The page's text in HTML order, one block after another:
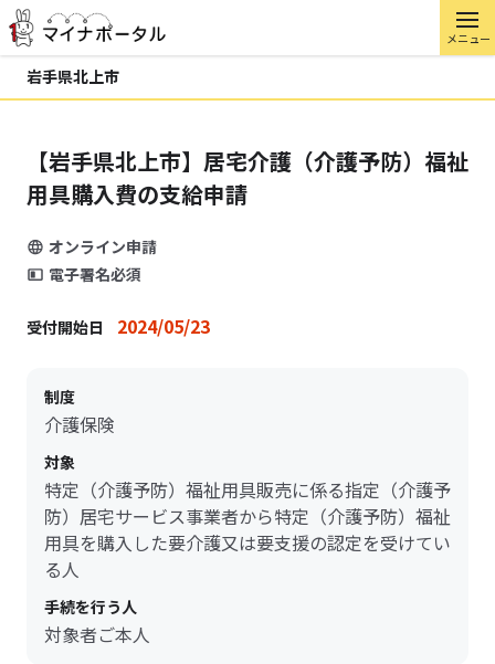
メニュー
岩手県北上市
【岩手県北上市】居宅介護（介護予防）福祉
用具購入費の支給申請
オンライン申請
電子署名必須
受付開始日 2024/05/23
制度
介護保険
対象
特定（介護予防）福祉用具販売に係る指定（介護予
防）居宅サービス事業者から特定（介護予防）福祉
用具を購入した要介護又は要支援の認定を受けてい
る人
手続を行う人
対象者ご本人